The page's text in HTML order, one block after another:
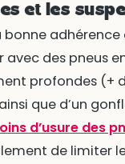
et les
bonne
des pneus
profondes (+
que d’un
d’usure des
de limiter